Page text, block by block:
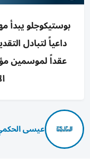
بوستيكوجلو يبدأ
داعياً لتبادل
عقداً لموسمين
عيسى